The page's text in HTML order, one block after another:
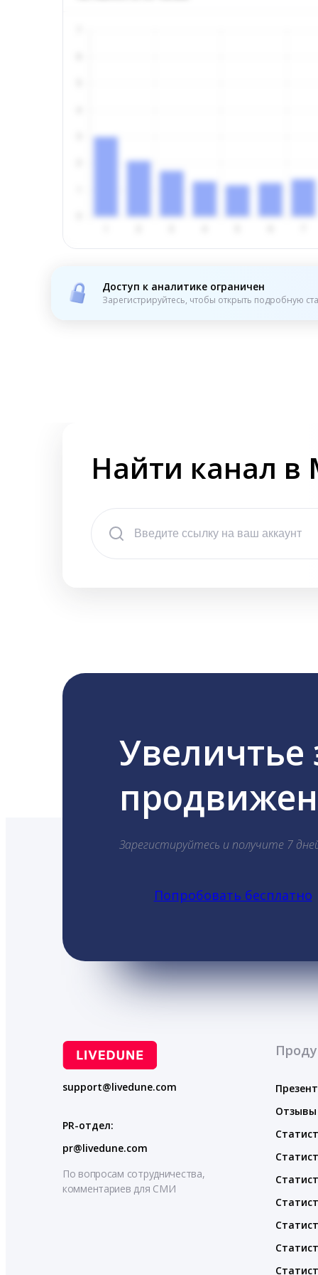
Доступ к аналитике ограничен
Зарегистрируйтесь, чтобы открыть подробную
Найти канал в
Увеличтье
Зарегистируйтесь и получите 7
Попробовать бесплатно
support@livedune.com
PR-отдел:
pr@livedune.com
По вопросам сотрудничества,
комментариев для СМИ
Отзывы